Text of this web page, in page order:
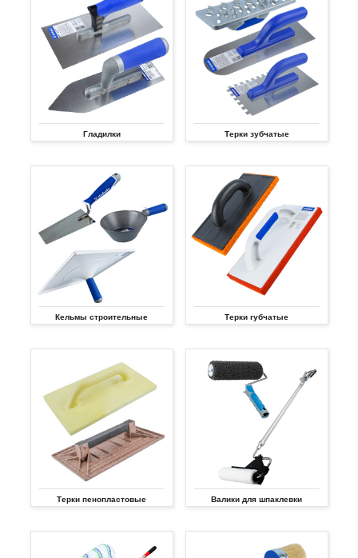
Гладилки Терки зубчатые
Кельмы строительные Терки губчатые
Терки пенопластовые Валики для шпаклевки